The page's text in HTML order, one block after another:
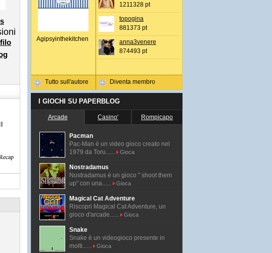
Agipsyinthekitchen
Tutto sull'autore
1211328 pt
topogina
881373 pt
anna3venere
874493 pt
Diventa membro
I GIOCHI SU PAPERBLOG
Arcade Casino' Rompicapo
Pacman
Pac-Man é un video gioco creato nel
1979 da Toru......
Gioca
Nostradamus
Nostradamus è un gioco " shoot them
up" con una......
Gioca
Magical Cat Adventure
Riscopri Magical Cat Adventure, un
gioco d'arcade......
Gioca
Snake
Snake è un videogioco presente in
molti......
Gioca